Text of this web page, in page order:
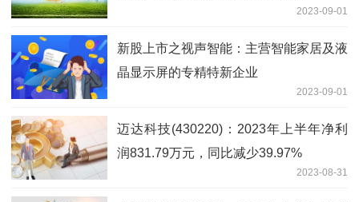
2023-09-01
新股上市之视声智能：主营智能家居及液
晶显示屏的专精特新企业
2023-09-01
迈达科技(430220)：2023年上半年净利
润831.79万元，同比减少39.97%
2023-08-31